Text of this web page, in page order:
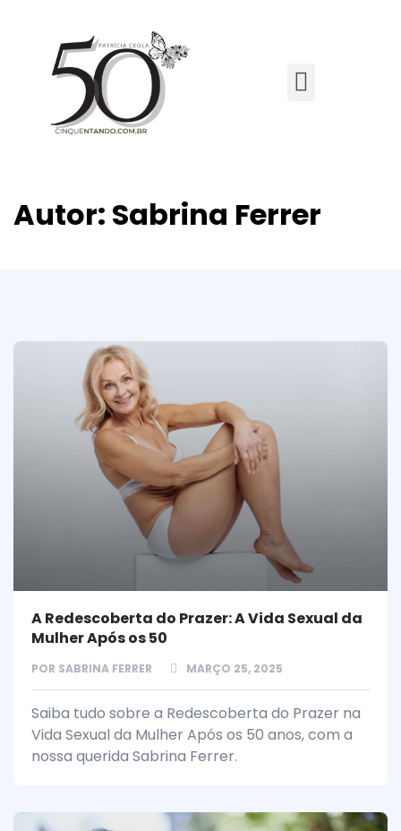
Autor: Sabrina Ferrer
A Redescoberta do Prazer: A Vida Sexual da
Mulher Após os 50
POR SABRINA FERRER MARÇO 25, 2025
Saiba tudo sobre a Redescoberta do Prazer na
Vida Sexual da Mulher Após os 50 anos, com a
nossa querida Sabrina Ferrer.